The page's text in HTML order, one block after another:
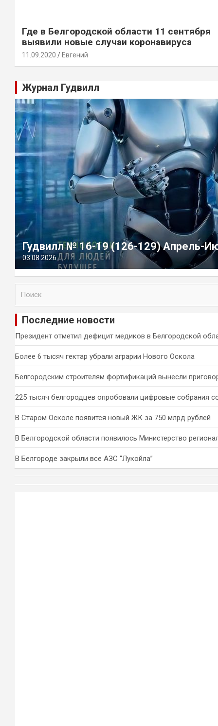
Где в Белгородской области 11 сентября
выявили новые случаи коронавируса
11.09.2020 Евгений
Журнал Гудвилл
Гудвилл № 16-19 (126-129) Апрель-
03.08.2026
и
Последние новости
Президент отметил дефицит медиков в Белгородской
Более 6 тысяч гектар убрали аграрии Нового Оскола
Белгородским строителям фортификаций вынесли
225 тысяч белгородцев опробовали цифровые собрания
В Старом Осколе появится новый ЖК за 750 млрд рублей
В Белгородской области появилось Министерство
В Белгороде закрыли все АЗС “Лукойла”